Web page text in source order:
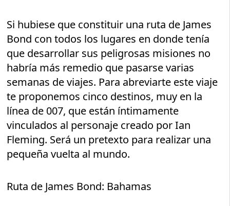
Si hubiese que constituir una ruta de James
Bond con todos los lugares en donde tenía
que desarrollar sus peligrosas misiones no
habría más remedio que pasarse varias
semanas de viajes. Para abreviarte este viaje
te proponemos cinco destinos, muy en la
línea de 007, que están íntimamente
vinculados al personaje creado por Ian
Fleming. Será un pretexto para realizar una
pequeña vuelta al mundo.
Ruta de James Bond: Bahamas